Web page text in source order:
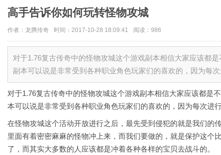
高手告诉你如何玩转怪物攻城
作者： 龙腾传奇 时间：2017-10-28 18:09:41 阅读： 986
对于1.76复古传奇中的怪物攻城这个游戏副本相信大家应该都
副本可以说是非常受到各种职业角色玩家们的喜欢的，因为每
对于1.76复古传奇中的怪物攻城这个游戏副本相信大家应该都是
本可以说是非常受到各种职业角色玩家们的喜欢的，因为每次进
在怪物攻城这个活动开放进行之后，最先受到侵犯的就是我们的
里面有着密密麻麻的怪物冲上来，而我们要做的，就是保护这个
了，而其实大多数的人应该都是冲着各种各样的宝贝去战斗的。